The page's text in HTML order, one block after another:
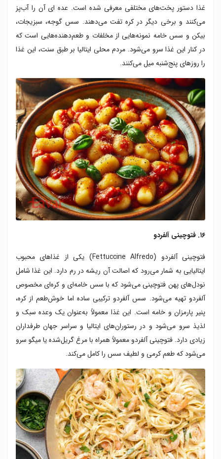
غذا دستور پخت‌های مختلفی معرفی شده‌ است. عده ای آن را آب‌پز
می‌کنند و برخی دیگر در کره تفت می‌دهند. سس گوجه، سبزیجات،
بیکن و سس خامه نمونه‌هایی از مخلفات و طعم‌دهنده‌هایی است که
در کنار این غذا سرو می‌شود. مردم محلی ایتالیا بر طبق سنت، این غذا
را روزهای پنج‌شنبه میل می‌کنند.
۱۶. فتوچینی آلفردو
فتوچینی آلفردو (Fettuccine Alfredo) یکی از غذاهای محبوب
ایتالیایی به شمار می‌‌رود که اصالت آن ریشه در رم دارد. این غذا شامل
نودل‌های پهن فتوچینی می‌شود که با سس خامه‌ای و کره‌ای مخصوص
آلفردو تهیه می‌شود. سس آلفردو ترکیبی ساده اما خوش‌طعم از کره،
پنیر پارمزان و خامه است. این غذا معمولاً به‌عنوان یک وعده سبک و
لذیذ سرو می‌شود و در رستوران‌های ایتالیا و سراسر جهان طرفداران
زیادی دارد. فتوچینی آلفردو معمولاً همراه با مرغ گریل‌شده یا میگو سرو
می‌شود که طعم کرمی و لطیف سس را کامل می‌کند.